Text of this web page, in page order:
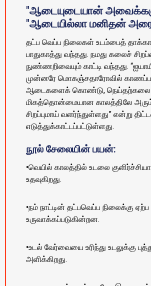
"ஆடையுடையான்
"ஆடையில்லா மனிதன்
தட்ப வெப்ப நிலைகள் உடம்பைத்
பாதுகாத்து வந்தது. நமது கலைச்
நுண்ணறிவையும் காட்டி வந்தது.
முன்னரே மொகஞ்சதாரோவில்
ஆடைகளைக் கொண்டு, நெய்தற்கலை
மிகத்தொன்மையான காலத்திலே
சிறப்புமாய் வளர்ந்துள்ளது” என்று
எடுத்துக்காட்டப்பட்டுள்ளது.
நூல் சேலையின் பயன்:
•வெயில் காலத்தில் உடலை
உதவுகிறது.
•நம் நாட்டின் தட்பவெப்ப நிலைக்கு
உருவாக்கப்படுகின்றன.
•உடல் வேர்வையை உரிந்து உடலுக்கு
அளிக்கிறது.